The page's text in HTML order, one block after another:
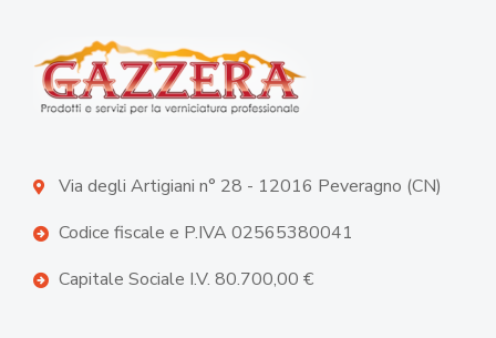
Via degli Artigiani n° 28 - 12016 Peveragno (CN)
Codice fiscale e P.IVA 02565380041
Capitale Sociale I.V. 80.700,00 €